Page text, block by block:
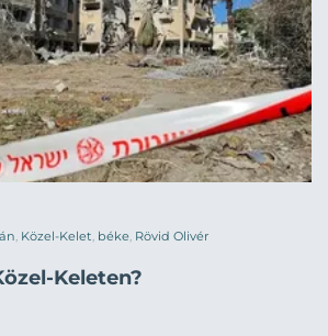
, Közel-Kelet, béke, Rövid Olivér
Keleten?